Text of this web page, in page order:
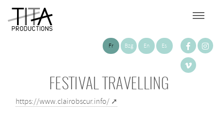
Fr Bzg En Es
FESTIVAL TRAVELLING
https://www.clairobscur.info/